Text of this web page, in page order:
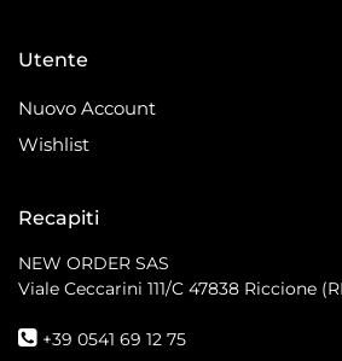
Utente
Nuovo Account
Wishlist
Recapiti
NEW ORDER SAS
Viale Ceccarini 111/C 47838 Riccione
+39 0541 69 12 75